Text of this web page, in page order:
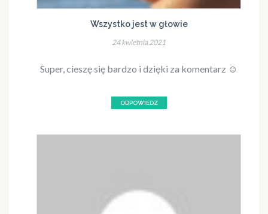
Wszystko jest w głowie
24 kwietnia 2021
Super, cieszę się bardzo i dzięki za komentarz ☺️
ODPOWIEDZ